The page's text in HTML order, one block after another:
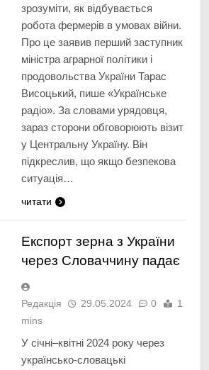
зрозуміти, як відбувається
робота фермерів в умовах війни.
Про це заявив перший заступник
міністра аграрної політики і
продовольства України Тарас
Висоцький, пише «Українське
радіо». За словами урядовця,
зараз сторони обговорюють візит
у Центральну Україну. Він
підкреслив, що якщо безпекова
ситуація…
читати
Експорт зерна з України
через Словаччину падає
Редакція 29.05.2024 0
1
mins
У січні–квітні 2024 року через
українсько-словацькі